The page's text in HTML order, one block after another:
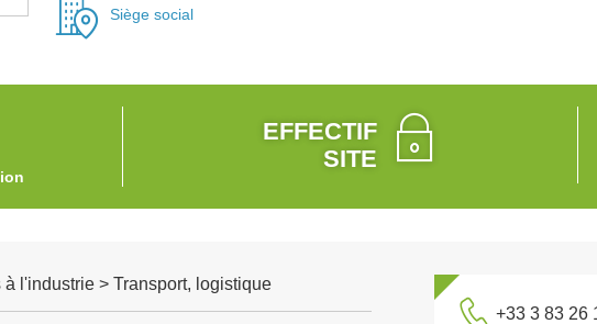
Siège social
EFFECTIF
SITE
à l'industrie > Transport, logistique
+33 3 83 26